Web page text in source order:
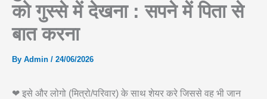
को गुस्से में देखना : सपने में पिता से
बात करना
By Admin / 24/06/2026
❤ इसे और लोगो (मित्रो/परिवार) के साथ शेयर करे जिससे वह भी जान